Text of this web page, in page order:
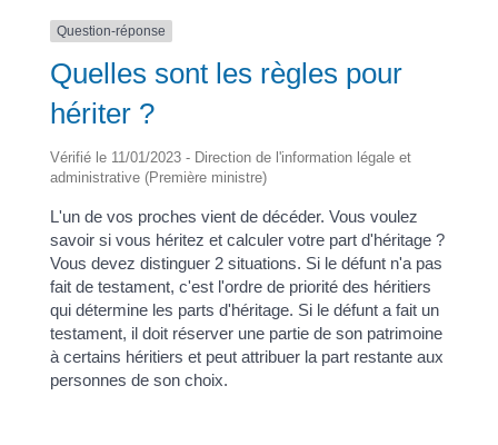
Question-réponse
Quelles sont les règles pour
hériter ?
Vérifié le 11/01/2023 - Direction de l'information légale et
administrative (Première ministre)
L'un de vos proches vient de décéder. Vous voulez
savoir si vous héritez et calculer votre part d'héritage ?
Vous devez distinguer 2 situations. Si le défunt n'a pas
fait de testament, c'est l'ordre de priorité des héritiers
qui détermine les parts d'héritage. Si le défunt a fait un
testament, il doit réserver une partie de son patrimoine
à certains héritiers et peut attribuer la part restante aux
personnes de son choix.